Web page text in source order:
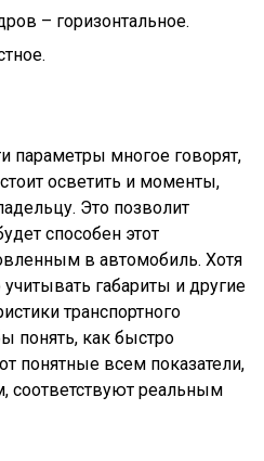
– горизонтальное.
параметры многое говорят,
осветить и моменты,
Это позволит
способен этот
в автомобиль. Хотя
габариты и другие
транспортного
понять, как быстро
понятные всем показатели,
соответствуют реальным